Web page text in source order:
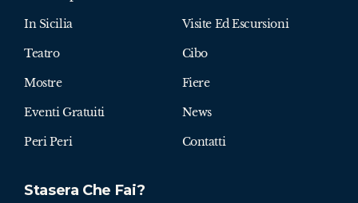
In Sicilia Visite Ed Escursioni
Teatro Cibo
Mostre Fiere
Eventi Gratuiti News
Peri Peri Contatti
Stasera Che Fai?